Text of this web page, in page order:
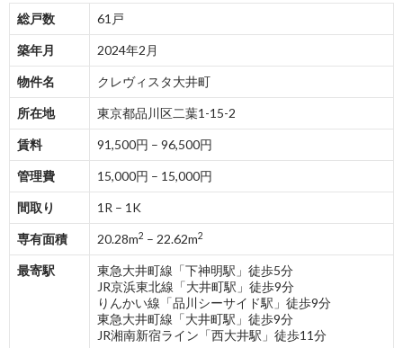
総戸数 61戸
築年月 2024年2月
物件名 クレヴィスタ大井町
所在地 東京都品川区二葉1-15-2
賃料 91,500円 – 96,500円
管理費 15,000円 – 15,000円
間取り 1R – 1K
専有面積 20.28m2 – 22.62m2
最寄駅
東急大井町線「下神明駅」徒歩5分
JR京浜東北線「大井町駅」徒歩9分
りんかい線「品川シーサイド駅」徒歩9分
東急大井町線「大井町駅」徒歩9分
JR湘南新宿ライン「西大井駅」徒歩11分